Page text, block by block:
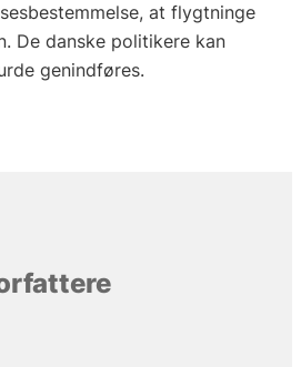
at flygtninge
De danske politikere kan
genindføres.